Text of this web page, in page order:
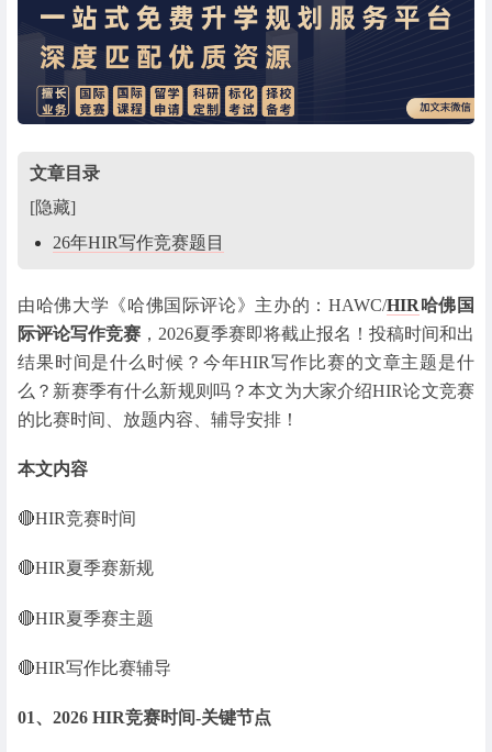
文章目录
[隐藏]
26年HIR写作竞赛题目
由哈佛大学《哈佛国际评论》主办的：HAWC/HIR哈佛国
际评论写作竞赛 ，2026夏季赛即将截止报名！投稿时间和出
结果时间是什么时候？今年HIR写作比赛的文章主题是什
么？新赛季有什么新规则吗？本文为大家介绍HIR论文竞赛
的比赛时间、放题内容、辅导安排！
本文内容
🔴HIR竞赛时间
🔴HIR夏季赛新规
🔴HIR夏季赛主题
🔴HIR写作比赛辅导
01、2026 HIR竞赛时间-关键节点